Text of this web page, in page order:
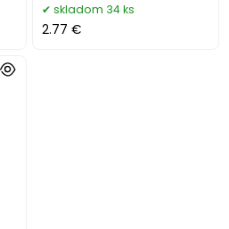
skladom 34 ks
2.77 €